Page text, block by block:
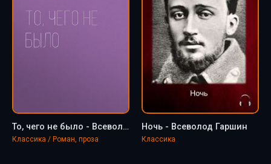
То, чего не было - Всеволод Гаршин
Классика / Роман, проза
Ночь - Всеволод Гаршин
Классика